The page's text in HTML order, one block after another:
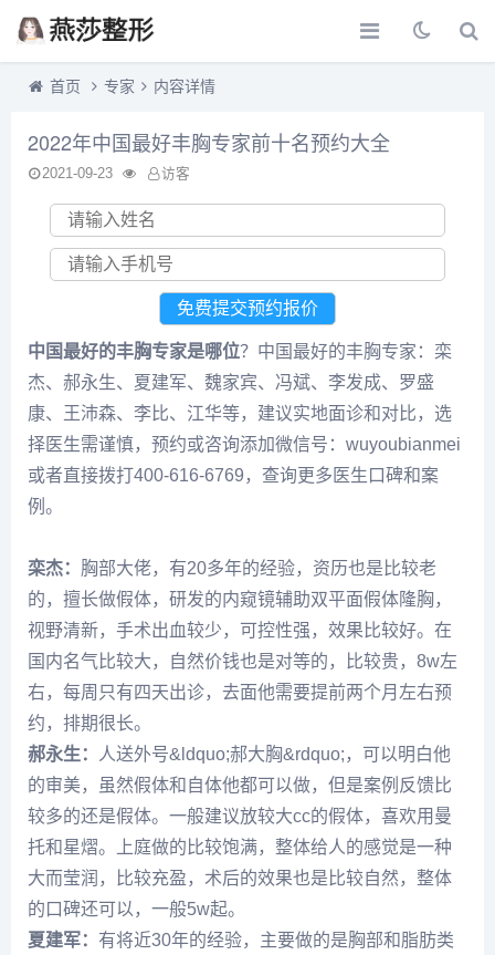
首页 专家 内容详情
2022年中国最好丰胸专家前十名预约大全
2021-09-23 访客
中国最好的丰胸专家是哪位？中国最好的丰胸专家：栾
杰、郝永生、夏建军、魏家宾、冯斌、李发成、罗盛
康、王沛森、李比、江华等，建议实地面诊和对比，选
择医生需谨慎，预约或咨询添加微信号：wuyoubianmei
或者直接拨打400-616-6769，查询更多医生口碑和案
例。
栾杰： 胸部大佬，有20多年的经验，资历也是比较老
的，擅长做假体，研发的内窥镜辅助双平面假体隆胸，
视野清新，手术出血较少，可控性强，效果比较好。在
国内名气比较大，自然价钱也是对等的，比较贵，8w左
右，每周只有四天出诊，去面他需要提前两个月左右预
约，排期很长。
郝永生 ：
人送外号&ldquo;郝大胸&rdquo;，可以明白他
的审美，虽然假体和自体他都可以做，但是案例反馈比
较多的还是假体。一般建议放较大cc的假体，喜欢用曼
托和星熠。上庭做的比较饱满，整体给人的感觉是一种
大而莹润，比较充盈，术后的效果也是比较自然，整体
的口碑还可以，一般5w起。
夏建军： 有将近30年的经验，主要做的是胸部和脂肪类